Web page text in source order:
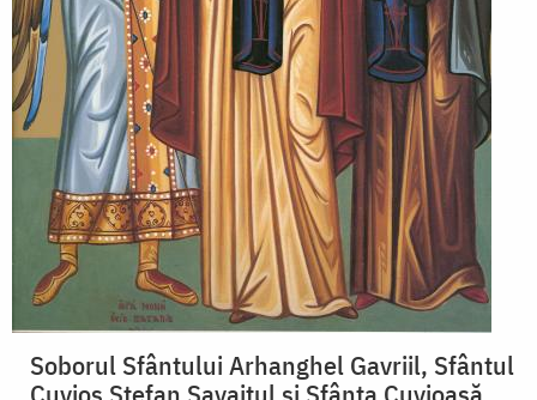
Soborul Sfântului Arhanghel Gavriil, Sfântul